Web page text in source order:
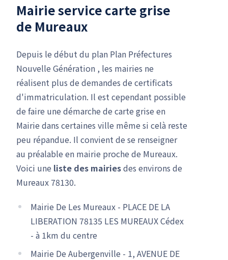
Mairie service carte grise
de Mureaux
Depuis le début du plan Plan Préfectures
Nouvelle Génération , les mairies ne
réalisent plus de demandes de certificats
d'immatriculation. Il est cependant possible
de faire une démarche de carte grise en
Mairie dans certaines ville même si celà reste
peu répandue. Il convient de se renseigner
au préalable en mairie proche de Mureaux.
Voici une liste des mairiesdes environs de
Mureaux 78130.
Mairie De Les Mureaux - PLACE DE LA
LIBERATION 78135 LES MUREAUX Cédex
- à 1km du centre
Mairie De Aubergenville - 1, AVENUE DE